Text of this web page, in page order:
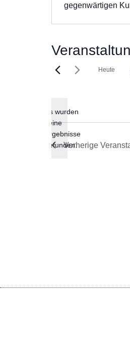
gegen­wär­ti­gen
Hinweis
Es wurden
keine
Ergebnisse
gefunden.
Heute
Vorherige